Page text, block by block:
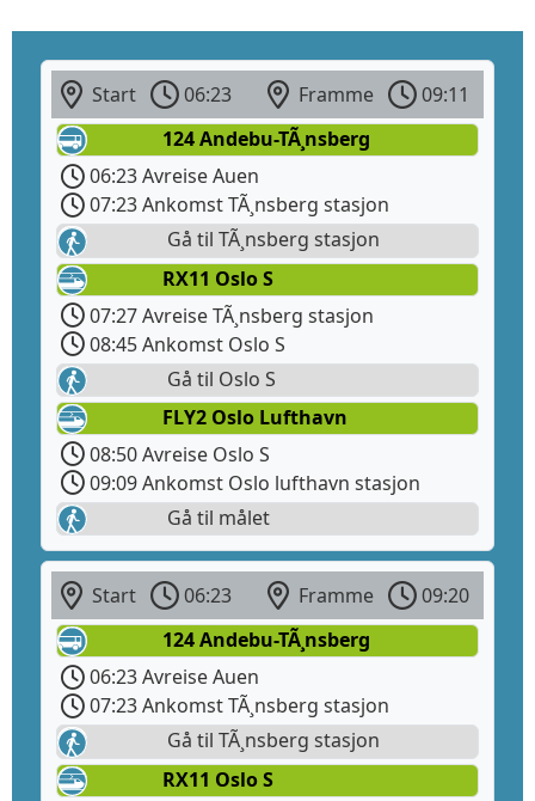
Start 06:23 Framme
09:11
124 Andebu-TÃ¸nsberg
06:23 Avreise Auen
07:23 Ankomst TÃ¸nsberg stasjon
Gå til TÃ¸nsberg stasjon
RX11 Oslo S
07:27 Avreise TÃ¸nsberg stasjon
08:45 Ankomst Oslo S
Gå til Oslo S
FLY2 Oslo Lufthavn
08:50 Avreise Oslo S
09:09 Ankomst Oslo lufthavn stasjon
Gå til målet
Start 06:23 Framme
09:20
124 Andebu-TÃ¸nsberg
06:23 Avreise Auen
07:23 Ankomst TÃ¸nsberg stasjon
Gå til TÃ¸nsberg stasjon
RX11 Oslo S